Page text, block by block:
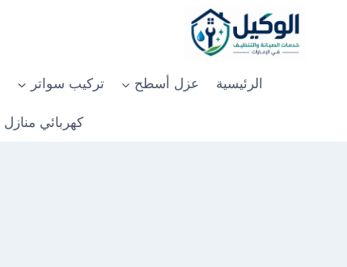
الرئيسية عزل أسطح تركيب سواتر
كهربائي منازل